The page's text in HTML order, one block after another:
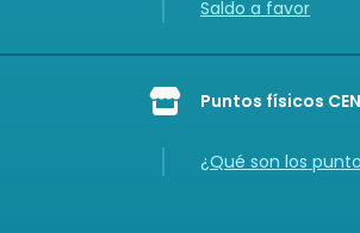
Saldo a favor
Icon of store
Puntos físicos CEN
¿Qué son los